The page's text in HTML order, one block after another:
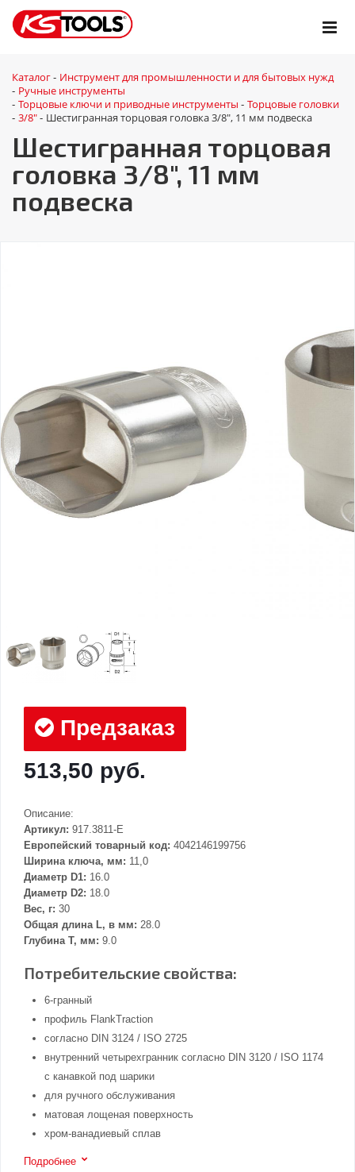
Каталог - Инструмент для промышленности и для бытовых нужд
- Ручные инструменты
- Торцовые ключи и приводные инструменты - Торцовые головки
- 3/8" - Шестигранная торцовая головка 3/8", 11 мм подвеска
Шестигранная торцовая
головка 3/8", 11 мм
подвеска
Предзаказ
513,50 руб.
Описание:
Артикул: 917.3811-E
Европейский товарный код: 4042146199756
Ширина ключа, мм: 11,0
Диаметр D1: 16.0
Диаметр D2: 18.0
Вес, г: 30
Общая длина L, в мм: 28.0
Глубина Т, мм: 9.0
Потребительские свойства:
6-гранный
профиль FlankTraction
согласно DIN 3124 / ISO 2725
внутренний четырехгранник согласно DIN 3120 / ISO 1174
с канавкой под шарики
для ручного обслуживания
матовая лощеная поверхность
хром-ванадиевый сплав
Подробнее